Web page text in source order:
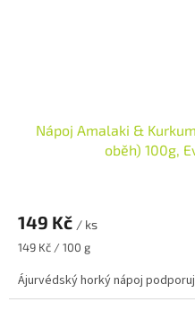
Nápoj Amalaki &
oběh) 100g,
149 Kč / ks
Měrná
149 Kč / 100 g
Ájurvédský horký nápoj